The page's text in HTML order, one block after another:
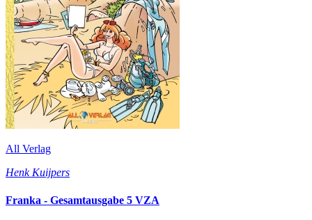
All Verlag
Henk Kuijpers
Franka - Gesamtausgabe 5 VZA